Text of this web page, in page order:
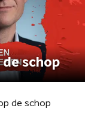
schop
de schop